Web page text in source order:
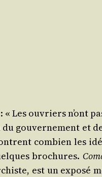
Les ouvriers n’ont
gou­ver­ne­ment et
com­bien les
bro­chures.
est un expo­sé